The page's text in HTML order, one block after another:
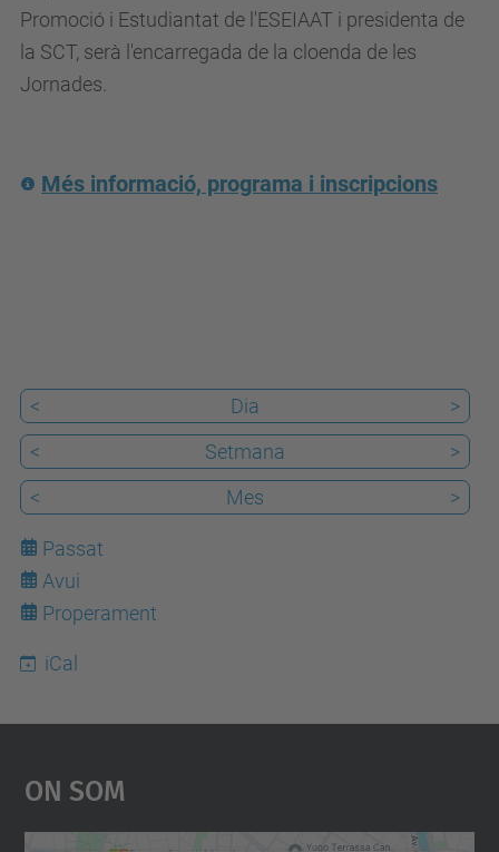
d
e
v
i
i
-
d
-
2
Promoció i Estudiantat de l'ESEIAAT i presidenta de
la SCT, serà l'encarregada de la cloenda de les
Jornades.
Més informació, programa i inscripcions
< Dia
>
<
Setmana
>
<
Mes >
Passat
7
Avui
Properament
iCal
On Som